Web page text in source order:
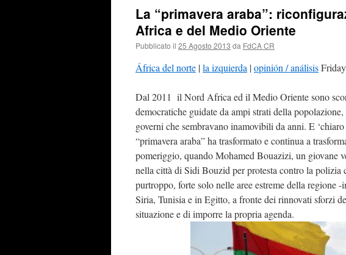
La “primavera araba”:
Africa e del Medio Oriente
Pubblicato il 25 Agosto 2013 da FdCA CR
África del norte |la izquierda |opinión / análisis
Dal 2011 il Nord Africa ed il Medio Oriente sono
democratiche guidate da ampi strati della
governi che sembravano inamovibili da anni. E
“primavera araba” ha trasformato e continua a
pomeriggio, quando Mohamed Bouazizi, un giovane
nella città di Sidi Bouzid per protesta contro la
purtroppo, forte solo nelle aree estreme della regione
Siria, Tunisia e in Egitto, a fronte dei rinnovati sforzi
situazione e di imporre la propria agenda.